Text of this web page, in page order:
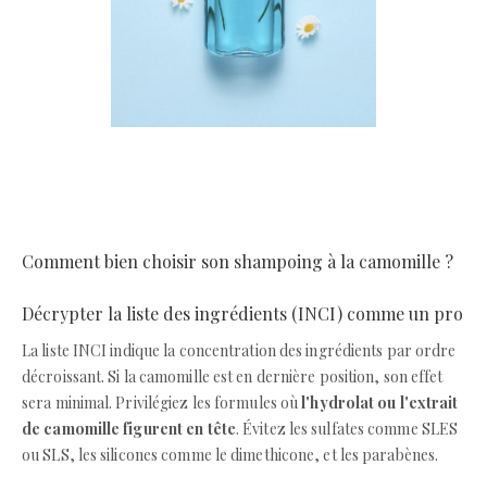
Comment bien choisir son shampoing à la camomille ?
Décrypter la liste des ingrédients (INCI) comme un pro
La liste INCI indique la concentration des ingrédients par ordre
décroissant. Si la camomille est en dernière position, son effet
sera minimal. Privilégiez les formules oùl'hydrolat ou l'extrait
de camomille figurent en tête. Évitez les sulfates comme SLES
ou SLS, les silicones comme le dimethicone, et les parabènes.